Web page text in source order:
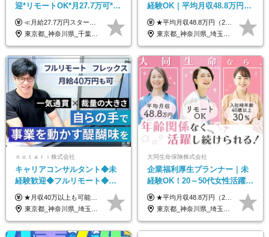
迎*リモートOK*月27.7万可*賞
与年2回*転勤なし*連休
OK/ZE010232
≪月給27.7万円スタートも可／賞与年2回≫ ■月給21万円～27.7万円＋各種手当＋賞与年2回 ※給与は勤務地に応じて変更します ※年齢や経験・スキルなどを考慮して決定します ※時間外手当は全額支給 ※上記は初年度の月給となります ※試用期間3ヶ月（その他待遇に差異はありません） 【固定残業代について】 なし（残業代は、実際の労働時間に応じて別途全額支給）
東京都_神奈川県_千葉県_大阪府_愛知県_北海道_長野県_石川県_広島県_福岡県
経験OK｜平均月収48.8万円｜
リモートOK｜残業ほぼなし｜
転勤なし｜女性活躍中
★平均月収48.8万円（2025年度実績） ★安心の固定給＋賞与年2回＋インセンティブ！手当も充実 月給21万円～23万円＋諸手当＋インセンティブ＋賞与年2回 ※給与は年間平均の税込定例給与です。賞与は含みません。 ※約3週間の研修期間中は日当8000円を支給いたします。 ※試用期間6ヵ月あり（期間中の条件変更なし） ◆東京・神奈川・千葉・埼玉・愛知（一部）・京都・大阪・兵庫（一部）：月給23万円以上 ◆静岡（一部）・三重・岐阜：月給22万円以上 ◆上記以外の地域：月給21万円以上
東京都_神奈川県_埼玉県_千葉県_大阪府_愛知県_北海道_青森県_岩手県_宮城県_秋田県_山形県_福島県_茨城県_栃木県_群馬県_新潟県_山梨県_長野県_富山県_石川県_福井県_静岡県_岐阜県_三重県_兵庫県_京都府_滋賀県_奈良県_和歌山県_広島県_岡山県_鳥取県_島根県_山口県_徳島県_香川県_愛媛県_高知県_福岡県_熊本県_佐賀県_長崎県_大分県_宮崎県_鹿児島県_沖縄県
ｎｏｔａｒｉ株式会社
キャリアコンサルタント◆未
経験歓迎◆フルリモート◆フ
レックス制◆10時出勤・16時
退勤も可◆残業月10時間以内
★月収40万以上も可能！ ★能力・スキル・経験を考慮した年収額を設定します ■月給20万円～40万円＋決算賞与 ※経験・スキルを考慮のうえ決定します ※給与にはみなし残業代40時間分を含む。そのほか詳細に関しては別途面接時にご説明します ※試用期間3ヵ月あり。期間中の雇用形態・条件などに差異はありません
東京都_神奈川県_埼玉県_千葉県_大阪府_愛知県_北海道_青森県_岩手県_宮城県_秋田県_山形県_福島県_茨城県_栃木県_群馬県_新潟県_山梨県_長野県_富山県_石川県_福井県_静岡県_岐阜県_三重県_兵庫県_京都府_滋賀県_奈良県_和歌山県_広島県_岡山県_鳥取県_島根県_山口県_徳島県_香川県_愛媛県_高知県_福岡県_熊本県_佐賀県_長崎県_大分県_宮崎県_鹿児島県_沖縄県
大同生命保険株式会社
企業福利厚生プランナー｜未
経験OK！20～50代女性活躍｜
リモートOK｜平均月収48.8万
｜子育て＆介護支援◎
★平均月収48.8万円（2025年度実績） ★安心の固定給＋賞与年2回＋インセンティブ！手当も充実 月給21万円～23万円＋諸手当＋インセンティブ＋賞与年2回 ※給与は年間平均の税込定例給与です。賞与は含みません。 ※約3週間の研修期間中は日当8000円を支給いたします。 ※試用期間6ヵ月あり（期間中の条件変更なし） ◆東京・神奈川・千葉・埼玉・愛知（一部）・京都・大阪・兵庫（一部）：月給23万円以上 ◆静岡（一部）・三重・岐阜：月給22万円以上 ◆上記以外の地域：月給21万円以上
東京都_神奈川県_埼玉県_千葉県_大阪府_愛知県_北海道_青森県_岩手県_宮城県_秋田県_山形県_福島県_茨城県_栃木県_群馬県_新潟県_山梨県_長野県_富山県_石川県_福井県_静岡県_岐阜県_三重県_兵庫県_京都府_滋賀県_奈良県_和歌山県_広島県_岡山県_鳥取県_島根県_山口県_徳島県_香川県_愛媛県_高知県_福岡県_熊本県_佐賀県_長崎県_大分県_宮崎県_鹿児島県_沖縄県